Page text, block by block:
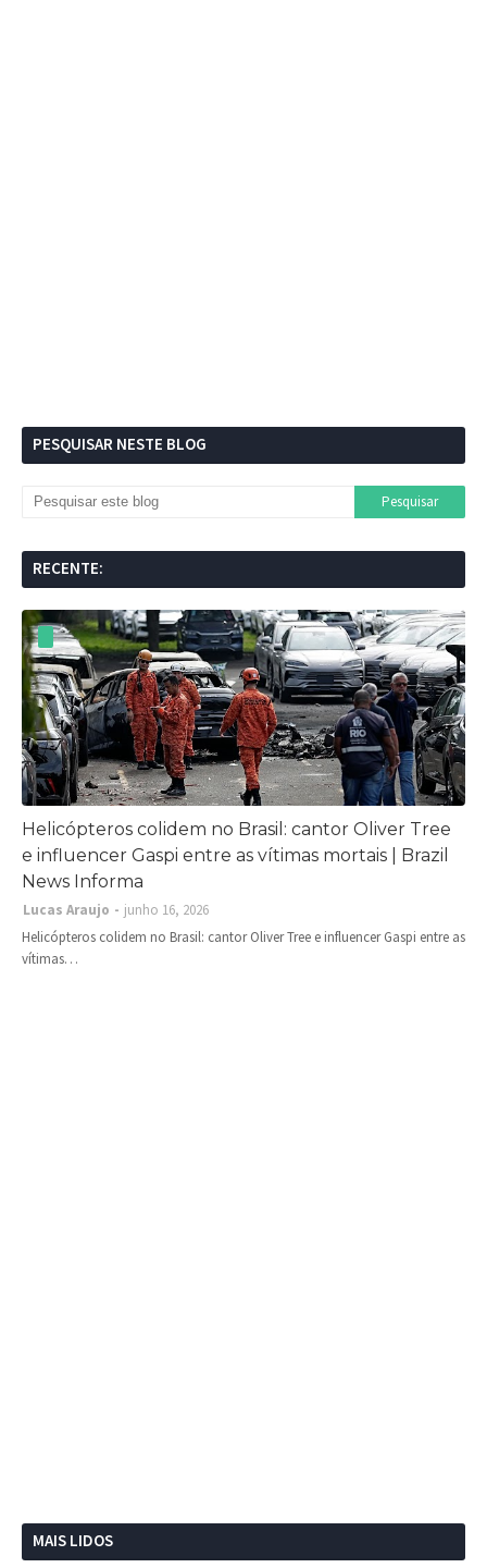
PESQUISAR NESTE BLOG
RECENTE:
Helicópteros colidem no Brasil: cantor Oliver Tree
e influencer Gaspi entre as vítimas mortais | Brazil
News Informa
Lucas Araujo
junho 16, 2026
Helicópteros colidem no Brasil: cantor Oliver Tree e influencer Gaspi entre as
vítimas…
MAIS LIDOS